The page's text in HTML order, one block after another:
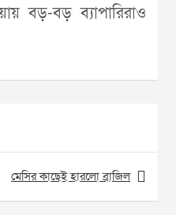
বড়-বড় ব্যাপারিরাও
মেসির কাছেই হারলো ব্রাজিল